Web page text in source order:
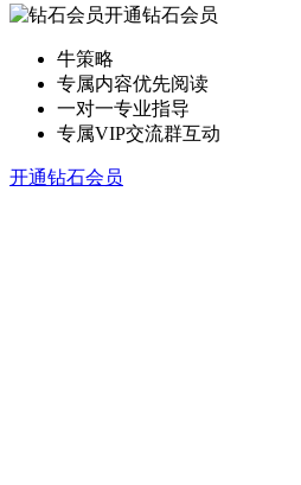
开通钻石会员
牛策略
专属内容优先阅读
一对一专业指导
专属VIP交流群互动
开通钻石会员